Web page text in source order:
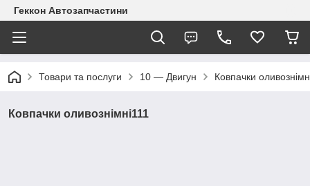
Геккон Автозапчастини
Товари та послуги 10 — Двигун Ковпачки
Ковпачки оливознімні111